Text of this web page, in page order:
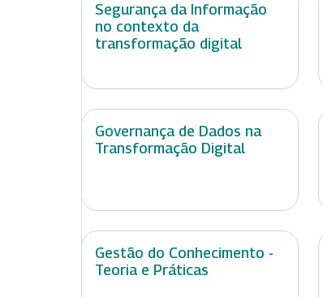
Segurança da Informação
no contexto da
transformação digital
Governança de Dados na
Transformação Digital
Gestão do Conhecimento -
Teoria e Práticas